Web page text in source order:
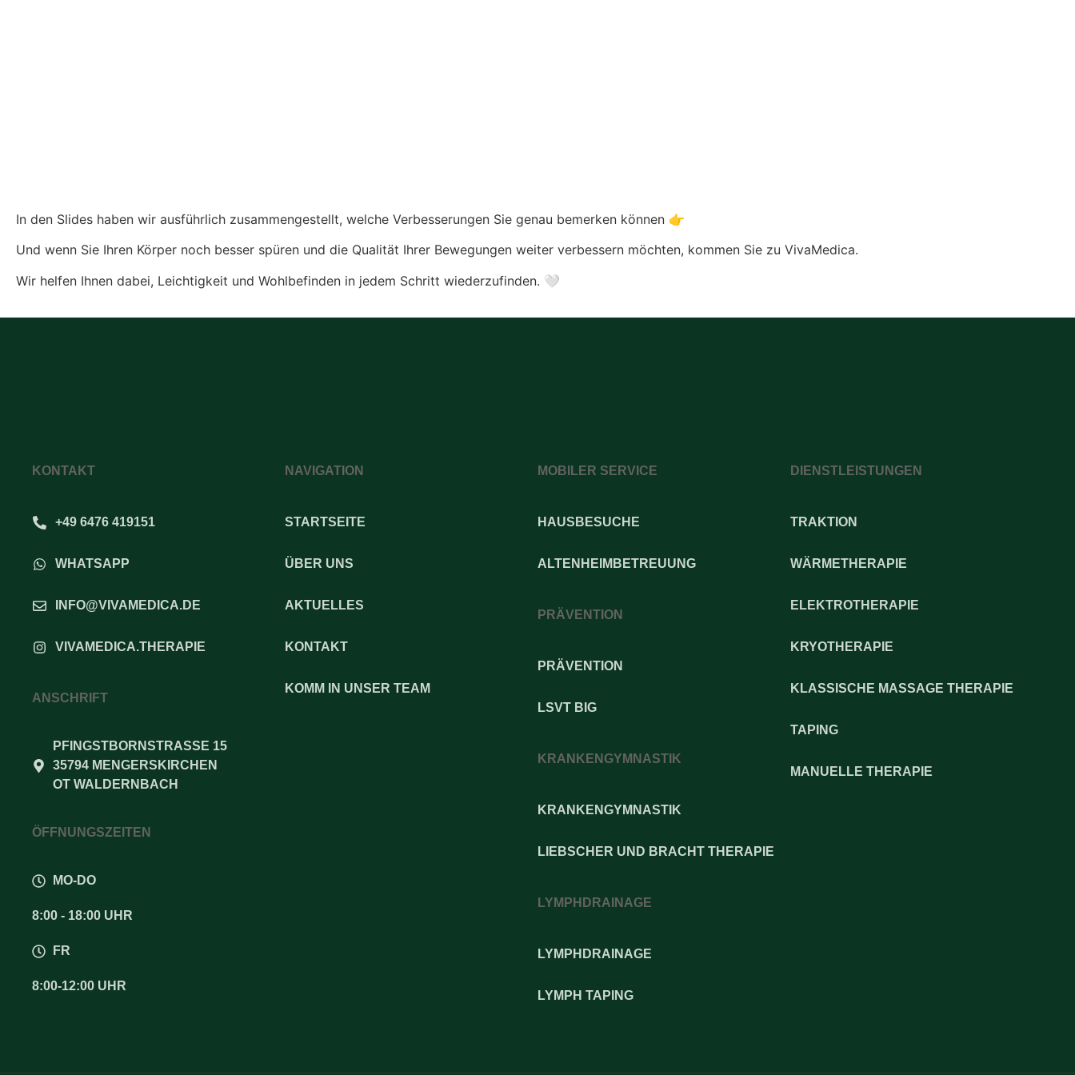
In den Slides haben wir ausführlich zusammengestellt, welche Verbesserungen Sie genau bemerken können 👉
Und wenn Sie Ihren Körper noch besser spüren und die Qualität Ihrer Bewegungen weiter verbessern möchten, kommen Sie zu VivaMedica.
Wir helfen Ihnen dabei, Leichtigkeit und Wohlbefinden in jedem Schritt wiederzufinden. 🤍
KONTAKT
+49 6476 419151
WHATSAPP
INFO@VIVAMEDICA.DE
VIVAMEDICA.THERAPIE
ANSCHRIFT
PFINGSTBORNSTRASSE 15
35794 MENGERSKIRCHEN
OT WALDERNBACH
ÖFFNUNGSZEITEN
MO-DO
8:00 - 18:00 UHR
FR
8:00-12:00 UHR
NAVIGATION
STARTSEITE
ÜBER UNS
AKTUELLES
KONTAKT
KOMM IN UNSER TEAM
MOBILER SERVICE
HAUSBESUCHE
ALTENHEIMBETREUUNG
PRÄVENTION
PRÄVENTION
LSVT BIG
KRANKENGYMNASTIK
KRANKENGYMNASTIK
LIEBSCHER UND BRACHT THERAPIE
LYMPHDRAINAGE
LYMPHDRAINAGE
LYMPH TAPING
DIENSTLEISTUNGEN
TRAKTION
WÄRMETHERAPIE
ELEKTROTHERAPIE
KRYOTHERAPIE
KLASSISCHE MASSAGE THERAPIE
TAPING
MANUELLE THERAPIE